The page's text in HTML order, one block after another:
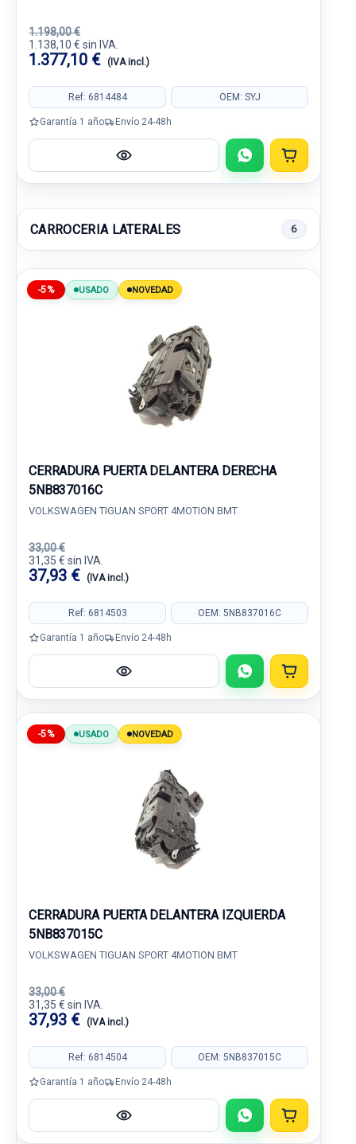
1.198,00 €
1.138,10 € sin IVA.
1.377,10 € (IVA incl.)
Ref: 6814484 OEM: SYJ
Garantía 1 año Envío 24-48h
CARROCERIA LATERALES 6
-5% USADO NOVEDAD
CERRADURA PUERTA DELANTERA DERECHA
5NB837016C
VOLKSWAGEN TIGUAN SPORT 4MOTION BMT
33,00 €
31,35 € sin IVA.
37,93 € (IVA incl.)
Ref: 6814503 OEM: 5NB837016C
Garantía 1 año Envío 24-48h
-5% USADO NOVEDAD
CERRADURA PUERTA DELANTERA IZQUIERDA
5NB837015C
VOLKSWAGEN TIGUAN SPORT 4MOTION BMT
33,00 €
31,35 € sin IVA.
37,93 € (IVA incl.)
Ref: 6814504 OEM: 5NB837015C
Garantía 1 año Envío 24-48h